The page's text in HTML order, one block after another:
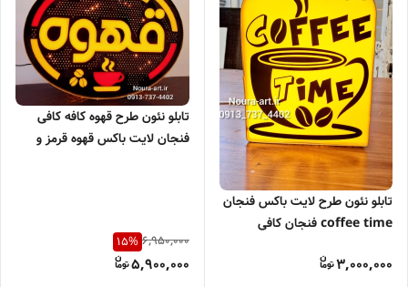
تابلو نئون طرح لایت باکس فنجان
coffee time فنجان کافی
3,000,000
تابلو نئون طرح قهوه کافه کافی
فنجان لایت باکس قهوه قرمز و
6,950,000
15%
5,900,000